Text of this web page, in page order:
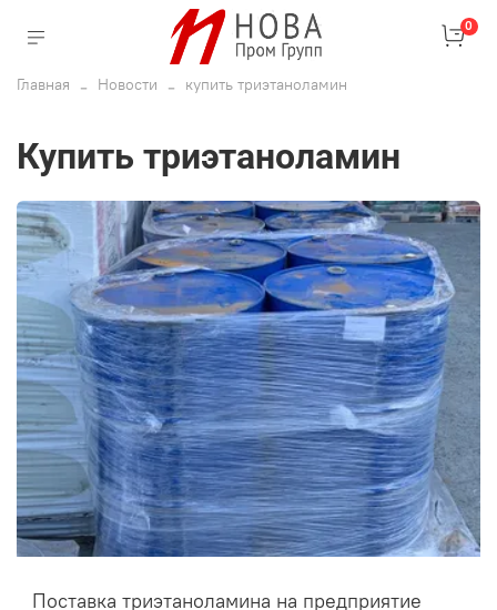
0
Главная Новости купить триэтаноламин
купить триэтаноламин
Поставка триэтаноламина на предприятие